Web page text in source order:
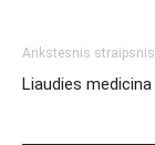
Ankstesnis straipsnis
Liaudies medicina